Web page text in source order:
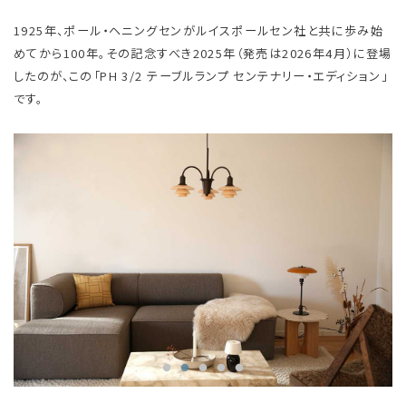
1925年、ポール・ヘニングセンがルイスポールセン社と共に歩み始
めてから100年。その記念すべき2025年（発売は2026年4月）に登場
したのが、この「PH 3/2 テーブルランプ センテナリー・エディション」
です。